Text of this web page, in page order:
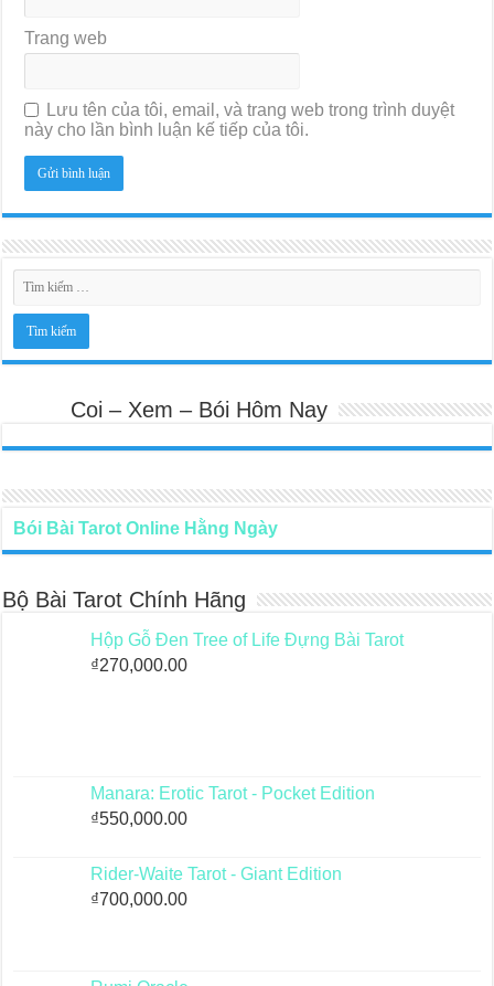
Trang web
Lưu tên của tôi, email, và trang web trong trình duyệt
này cho lần bình luận kế tiếp của tôi.
Coi – Xem – Bói Hôm Nay
Bói Bài Tarot Online Hằng Ngày
Bộ Bài Tarot Chính Hãng
Hộp Gỗ Đen Tree of Life Đựng Bài Tarot
₫270,000.00
Manara: Erotic Tarot - Pocket Edition
₫550,000.00
Rider-Waite Tarot - Giant Edition
₫700,000.00